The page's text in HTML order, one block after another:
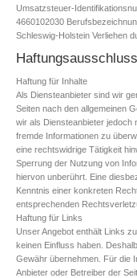
Umsatzsteuer-
4660102030
Schleswig-Holstein Verliehen
Haftungsausschluss
Haftung für Inhalte
Als Diensteanbieter sind wir
Seiten nach den allgemeinen
wir als Diensteanbieter jedoch
fremde Informationen zu
eine rechtswidrige Tätigkeit
Sperrung der Nutzung von
hiervon unberührt. Eine
Kenntnis einer konkreten
entsprechenden
Haftung für Links
Unser Angebot enthält Links
keinen Einfluss haben.
Gewähr übernehmen. Für die
Anbieter oder Betreiber der